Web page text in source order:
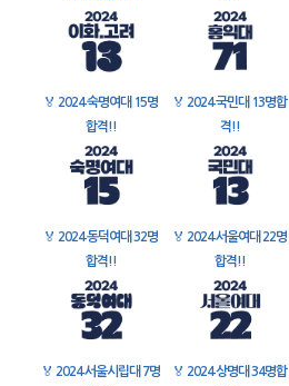
🏅 2024 숙명여대 15명
합격!!
🏅 2024 국민대 13명합
격!!
🏅 2024 동덕여대 32명
합격!!
🏅 2024 서울여대 22명
합격!!
🏅 2024 서울시립대 7명
🏅 2024 상명대 34명합